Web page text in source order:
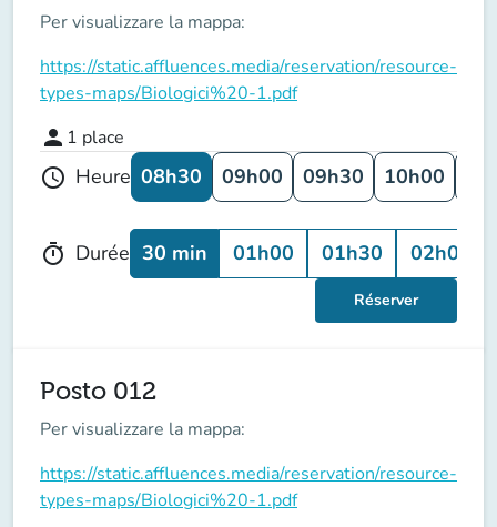
Per visualizzare la mappa:
https://static.affluences.media/reservation/resource-
types-maps/Biologici%20-1.pdf
person 1 place
schedule Heure 08h30 09h00 09h30 10h00
timer Durée 30 min 01h00 01h30 02h00
Réserver
Posto 012
Per visualizzare la mappa:
https://static.affluences.media/reservation/resource-
types-maps/Biologici%20-1.pdf